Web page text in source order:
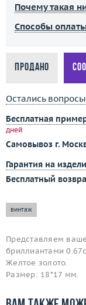
Почему такая
Способы
Продано
Остались
Бесплатная
дней
Самовывоз г.
Гарантия на
Бесплатный
винтаж
Представляем
бриллиантами
Желтое золото.
Размер: 18*17 мм.